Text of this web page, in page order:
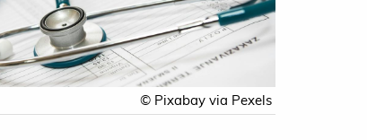
© Pixabay via Pexels